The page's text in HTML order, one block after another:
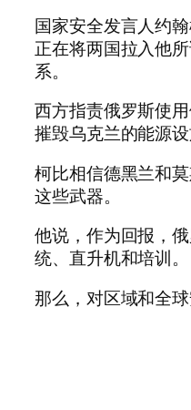
国家安全发言人约
正在将两国拉入他
系。
西方指责俄罗斯使
摧毁乌克兰的能源设
柯比相信德黑兰和
这些武器。
他说，作为回报，
统、直升机和培训。
那么，对区域和全